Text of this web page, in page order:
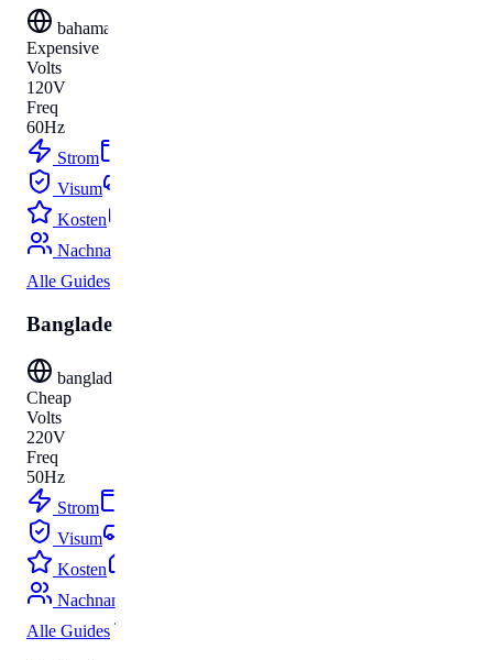
bahamas
Expensive
Volts
120V
Freq
60Hz
Strom
Visum
Kosten
Nachnamen
Alle Guides
Bangladesch
bangladesh
Cheap
Volts
220V
Freq
50Hz
Strom
Visum
Kosten
Nachnamen
Alle Guides